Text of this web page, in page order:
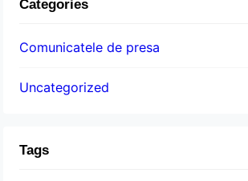
Categories
Comunicatele de presa
Uncategorized
Tags